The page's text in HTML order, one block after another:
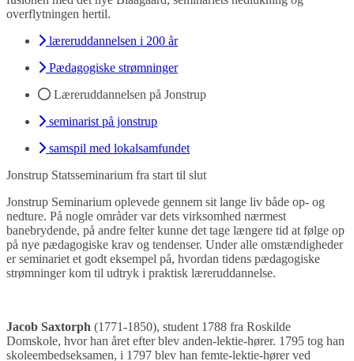
overflytningen hertil.
læreruddannelsen i 200 år
Pædagogiske strømninger
Læreruddannelsen på Jonstrup
seminarist på jonstrup
samspil med lokalsamfundet
Jonstrup Statsseminarium fra start til slut
Jonstrup Seminarium oplevede gennem sit lange liv både op- og
nedture. På nogle områder var dets virksomhed nærmest
banebrydende, på andre felter kunne det tage længere tid at følge op
på nye pædagogiske krav og tendenser. Under alle omstændigheder
er seminariet et godt eksempel på, hvordan tidens pædagogiske
strømninger kom til udtryk i praktisk læreruddannelse.
Jacob Saxtorph (1771-1850), student 1788 fra Roskilde
Domskole, hvor han året efter blev anden-lektie-hører. 1795 tog han
skoleembedseksamen, i 1797 blev han femte-lektie-hører ved